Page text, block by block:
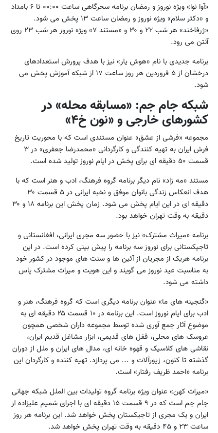
«آوا نوا» ویژه نوروز و رمضان برنامه سحرگاهی ساعت ۰۰:۰۰ تا ۶ بامداد
و «دکتر سلام» ویژه نوروز و رمضان ساعت ۱۳ پخش می شود.
«ژرفاخند» هر شب ۲۲ و ۳۰ و «مستند ۷» ویژه نوروز هر شب ۲۳ روی
آنتن می رود.
برنامه جدیدی با نام «هوش یار» نیز با هدف پرورش استعدادهای
درخشان از ۵ فروردین هر روز ساعت ۱۷ از شبکه آموزش پخش می
شود.
شبکه جام جم: «مسابقه محله» در
کشورهای خارجی و «نون خ۴»
مجموعه «فرشی از عشق» عنوان مستندی است که با محوریت تاریخ
فرش ایران به تهیه کنندگی و کارگردانی «محمدرضا جعفری» در ۳
قسمت ۵۰ دقیقه ای برای پخش در ایام نوروز تولید شده است.
مستند «مه زاد» نام دیگر برنامه گروه فرهنگ، ادب و هنر است که با
هدف انعکاس زندگی بانوان موفق و نخبه ایرانی در ۵ قسمت ۳۰
دقیقه ای در این ایام پخش می شود. زمان پخش این برنامه ۱۸ و ۳۰
دقیقه به وقت تهران خواهد بود.
برنامه «میراث مشترک» نیز با حضور سه مجری ایرانی، افغانستانی و
تاجیکستانی برای نوروز سه برنامه را پیش بینی کرده است. در این
برنامه هریک از مجریان از آئین ها و سنت های موجود در کشور خود
به مناسبت عید نوروز می گویند و این هویت و میراث مشترک پاس
داشته می شود.
«گنجینه های ما» عنوان برنامه دیگری است که گروه فرهنگ، هنر و
ادب برای ایام نوروز است. این برنامه در ۱۰ قسمت ۲۵ دقیقه ای به
موضوع آثار جمع آوری شده توسط مجموعه داران شخصی همچون
عروسک های محلی، قفل های قدیمی، ابزار مشاغل قدیم ایران،
نقاشی های کلاسیک و قهوه خانه ای، مدال های ایران و ملل از دوران
گذشته تا کنون، زیورآلات و ... می پردازد. تهیه کننده و کارگردان این
برنامه «احمد ظریف رفتار» است.
«میراث کهن» عنوان ویژه برنامه گروه تولیدات بین الملل شبکه جهانی
جام جم است که در ۹ قسمت ۱۵ دقیقه ای با اجرای شمیم علیزاده از
ایران و یک مجری از تاجیکستان پخش خواهد شد. این برنامه هر روز
ساعت ۲۳ و ۴۵ دقیقه به وقت تهران پخش خواهد شد.